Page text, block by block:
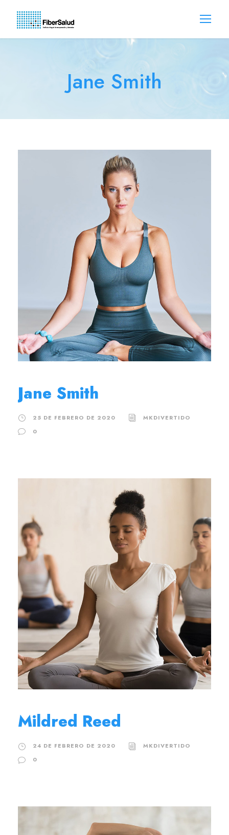
Jane Smith
Jane Smith
25 DE FEBRERO DE 2020
MKDIVERTIDO
0
Mildred Reed
24 DE FEBRERO DE 2020
MKDIVERTIDO
0